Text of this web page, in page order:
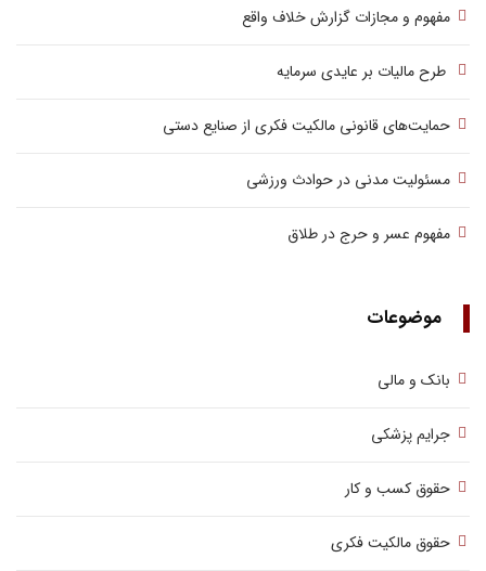
مفهوم و مجازات گزارش خلاف واقع
طرح مالیات بر عایدی سرمایه
حمایت‌های قانونی مالکیت فکری از صنایع دستی
مسئولیت مدنی در حوادث ورزشی
مفهوم عسر و حرج در طلاق
موضوعات
بانک و مالی
جرایم پزشکی
حقوق کسب‌ و کار
حقوق مالکیت فکری